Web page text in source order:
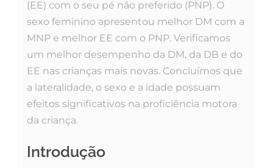
(EE) com o seu pé não preferido (PNP). O
sexo feminino apresentou melhor DM com a
MNP e melhor EE com o PNP. Verificamos
um melhor desempenho da DM, da DB e do
EE nas crianças mais novas. Concluímos que
a lateralidade, o sexo e a idade possuam
efeitos significativos na proficiência motora
da criança.
Introdução